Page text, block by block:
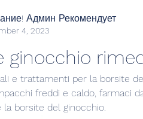
Админ Рекомендует
4, 2023
ginocchio
e trattamenti per la borsite
freddi e caldo, farmaci
borsite del ginocchio.